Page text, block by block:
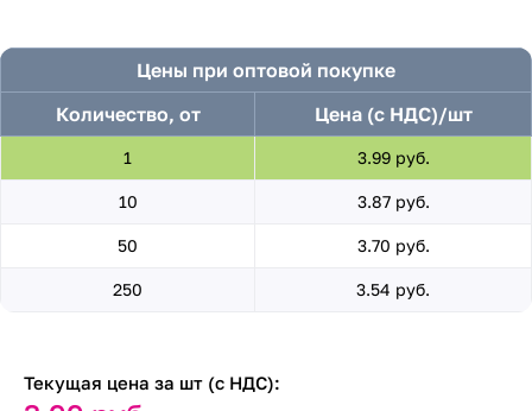
Цены при оптовой покупке
Количество, от
Цена (с НДС)/шт
1 3.99 руб.
10 3.87 руб.
50 3.70 руб.
250 3.54 руб.
Текущая цена за шт (с НДС):